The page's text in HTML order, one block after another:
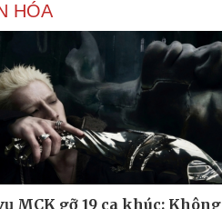
HÓA
MCK gỡ 19 ca khúc: Không